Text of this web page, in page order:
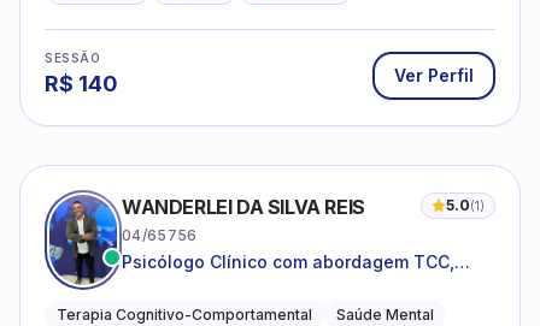
SESSÃO
R$ 140 Ver Perfil
WANDERLEI DA SILVA REIS 5.0(1)
04/65756
Psicólogo Clínico com abordagem TCC,
sistêmica
Terapia Cognitivo-Comportamental
Saúde Mental